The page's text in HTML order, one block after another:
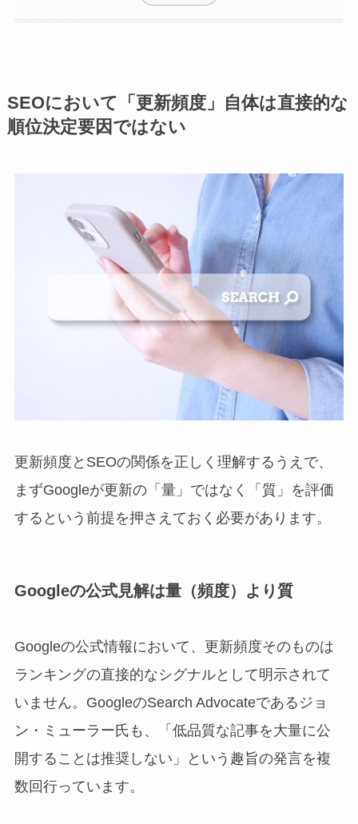
SEOにおいて「更新頻度」自体は直接的な
順位決定要因ではない
更新頻度とSEOの関係を正しく理解するうえで、
まずGoogleが更新の「量」ではなく「質」を評価
するという前提を押さえておく必要があります。
Googleの公式見解は量（頻度）より質
Googleの公式情報において、更新頻度そのものは
ランキングの直接的なシグナルとして明示されて
いません。GoogleのSearch Advocateであるジョ
ン・ミューラー氏も、「低品質な記事を大量に公
開することは推奨しない」という趣旨の発言を複
数回行っています。